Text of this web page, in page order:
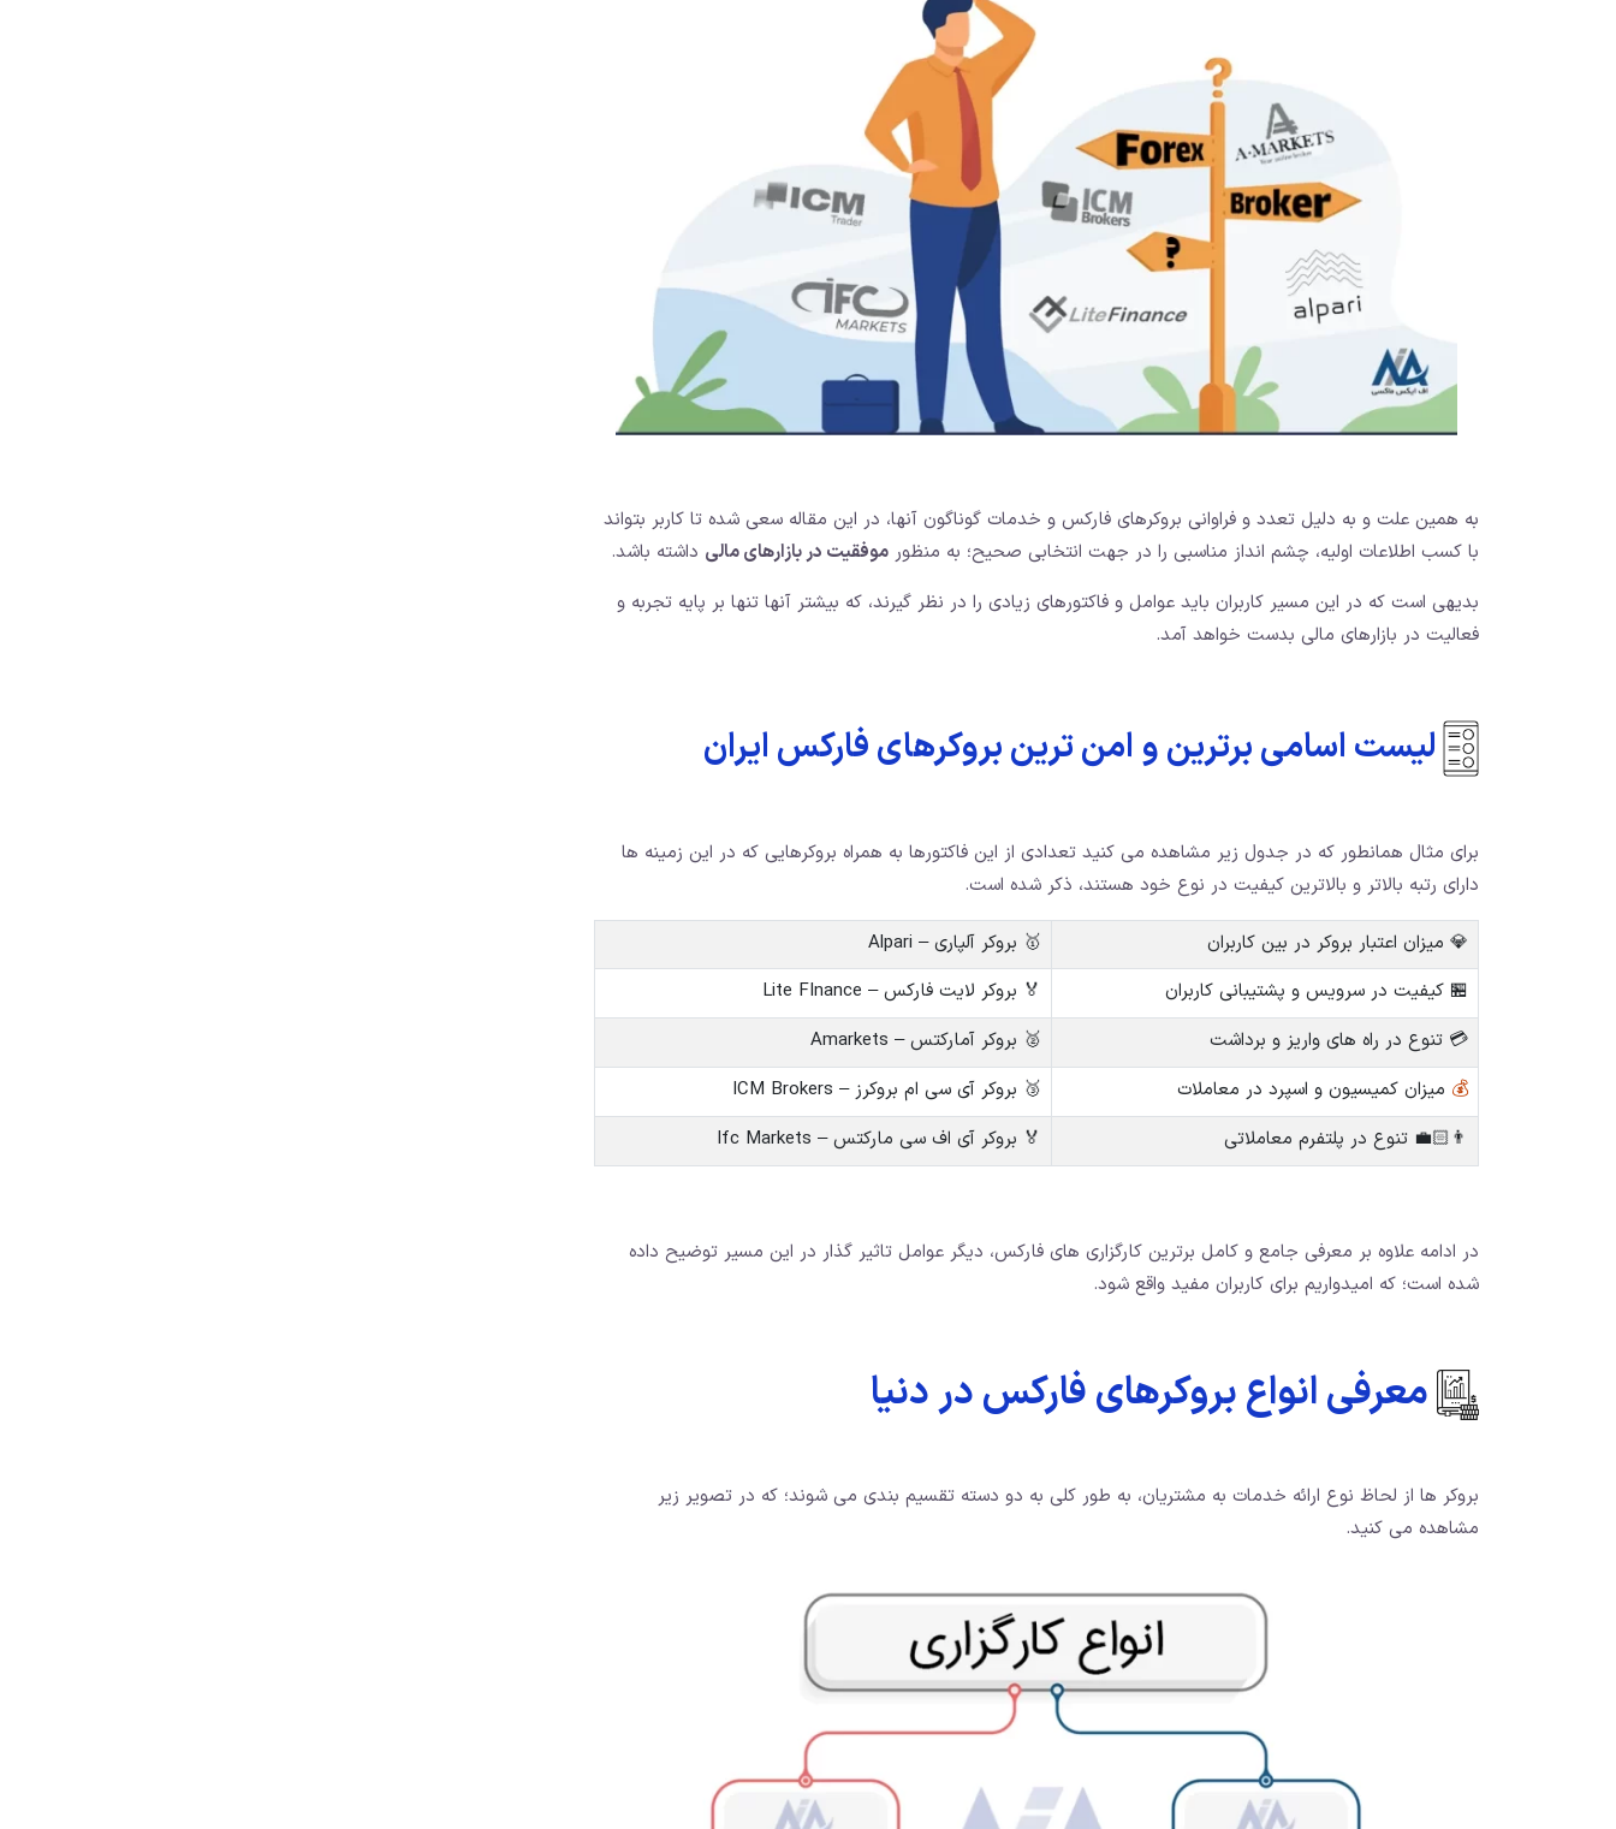
به همین علت و به دلیل تعدد و فراوانی بروکرهای فارکس و خدمات گوناگون آنها، در این مقاله سعی شده تا کاربر بتواند
با کسب اطلاعات اولیه، چشم انداز مناسبی را در جهت انتخابی صحیح؛ به منظور موفقیت در بازارهای مالی داشته باشد.
بدیهی است که در این مسیر کاربران باید عوامل و فاکتورهای زیادی را در نظر گیرند، که بیشتر آنها تنها بر پایه تجربه و
فعالیت در بازارهای مالی بدست خواهد آمد.
لیست اسامی برترین و امن ترین بروکرهای فارکس ایران
برای مثال همانطور که در جدول زیر مشاهده می کنید تعدادی از این فاکتورها به همراه بروکرهایی که در این زمینه ها
دارای رتبه بالاتر و بالاترین کیفیت در نوع خود هستند، ذکر شده است.
💎 میزان اعتبار بروکر در بین کاربران
🥇 بروکر آلپاری – Alpari
🏪 کیفیت در سرویس و پشتیبانی کاربران
🏅 بروکر لایت فارکس – Lite FInance
💳 تنوع در راه های واریز و برداشت
🥈 بروکر آمارکتس – Amarkets
💰 میزان کمیسیون و اسپرد در معاملات
🥉 بروکر آی سی ام بروکرز – ICM Brokers
👨🏻‍💼 تنوع در پلتفرم معاملاتی
🏅 بروکر آی اف سی مارکتس – Ifc Markets
در ادامه علاوه بر معرفی جامع و کامل برترین کارگزاری های فارکس، دیگر عوامل تاثیر گذار در این مسیر توضیح داده
شده است؛ که امیدواریم برای کاربران مفید واقع شود.
معرفی انواع بروکرهای فارکس در دنیا
بروکر ها از لحاظ نوع ارائه خدمات به مشتریان، به طور کلی به دو دسته تقسیم بندی می شوند؛ که در تصویر زیر
مشاهده می کنید.